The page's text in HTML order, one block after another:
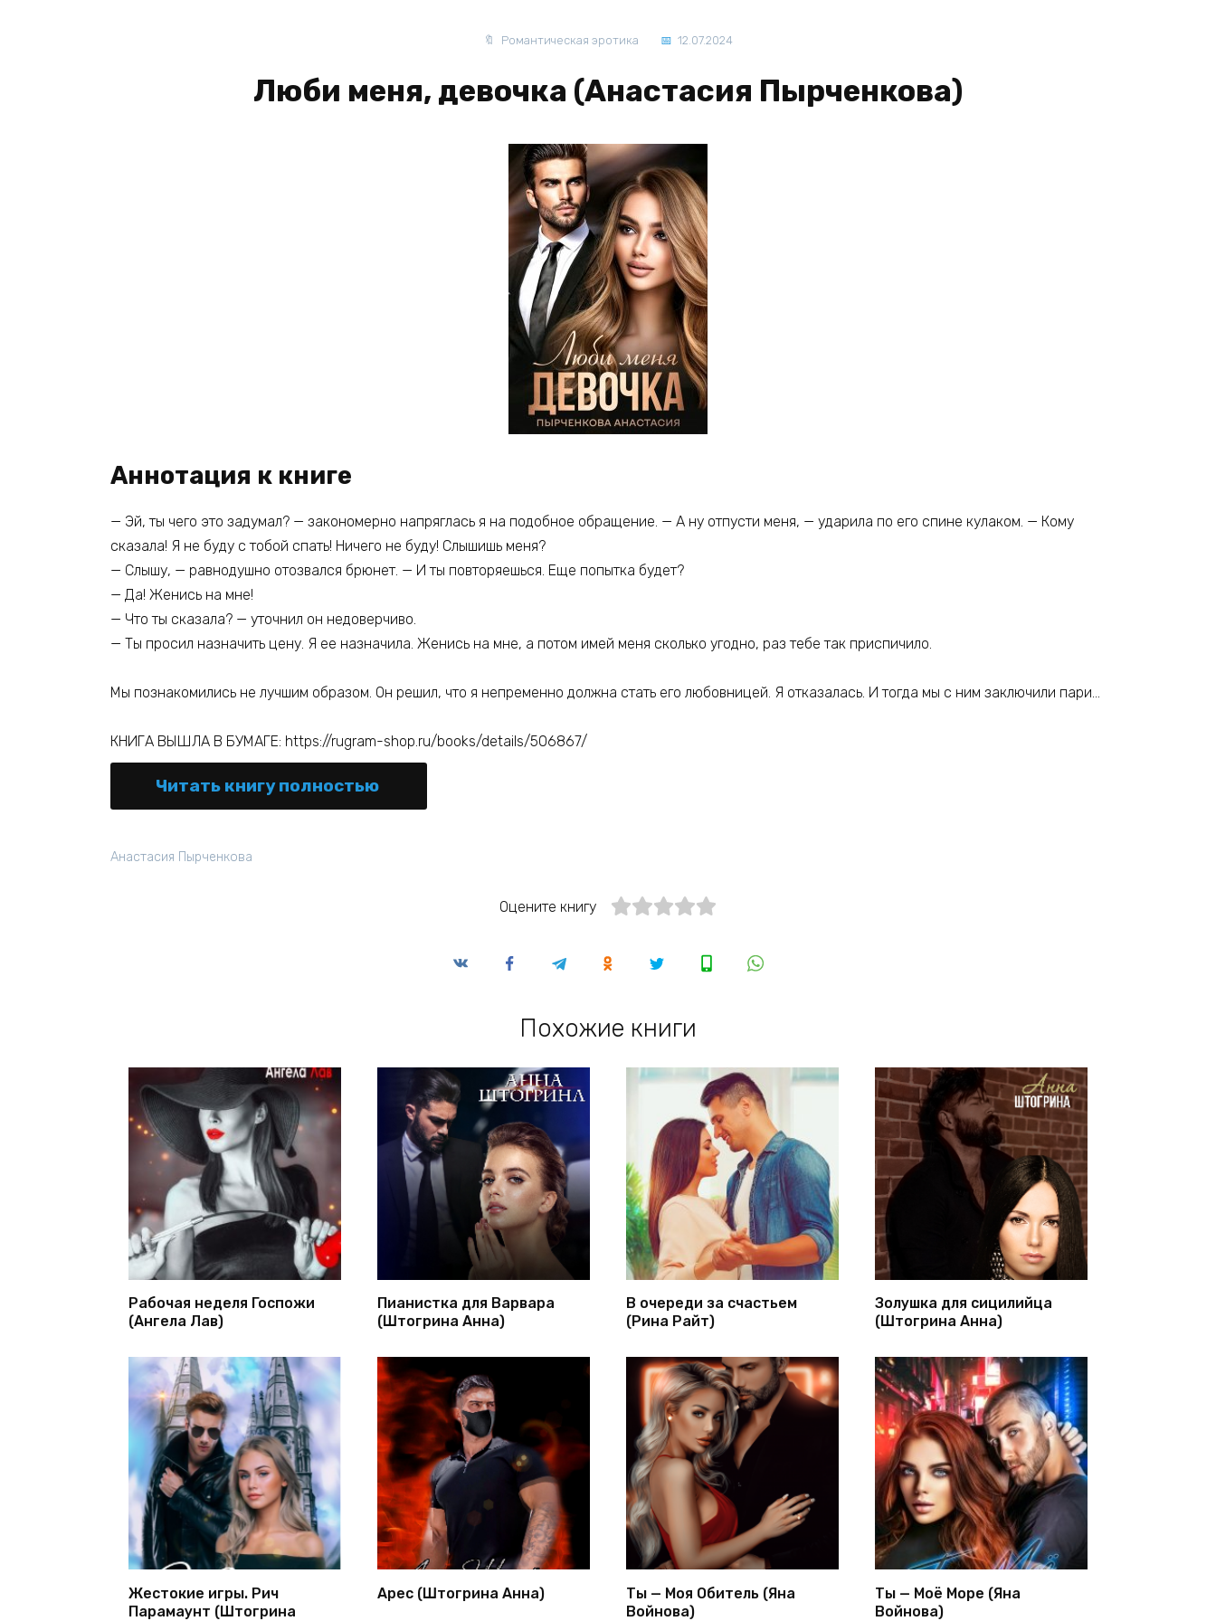
Романтическая эротика 12.07.2024
Люби меня, девочка (Анастасия Пырченкова)
Аннотация к книге
— Эй, ты чего это задумал? — закономерно напряглась я на подобное обращение. — А ну отпусти меня, — ударила по его спине кулаком. — Кому
сказала! Я не буду с тобой спать! Ничего не буду! Слышишь меня?
— Слышу, — равнодушно отозвался брюнет. — И ты повторяешься. Еще попытка будет?
— Да! Женись на мне!
— Что ты сказала? — уточнил он недоверчиво.
— Ты просил назначить цену. Я ее назначила. Женись на мне, а потом имей меня сколько угодно, раз тебе так приспичило.
Мы познакомились не лучшим образом. Он решил, что я непременно должна стать его любовницей. Я отказалась. И тогда мы с ним заключили пари…
КНИГА ВЫШЛА В БУМАГЕ: https://rugram-shop.ru/books/details/506867/
Читать книгу полностью
Анастасия Пырченкова
Оцените книгу
Похожие книги
Рабочая неделя Госпожи
(Ангела Лав)
Пианистка для Варвара
(Штогрина Анна)
В очереди за счастьем
(Рина Райт)
Золушка для сицилийца
(Штогрина Анна)
Жестокие игры. Рич
Парамаунт (Штогрина
Арес (Штогрина Анна)
Ты — Моя Обитель (Яна
Войнова)
Ты — Моё Море (Яна
Войнова)